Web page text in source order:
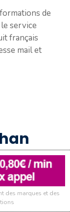
des marques et des
de
service
français
mail et
Mobile ou
et souhaitez